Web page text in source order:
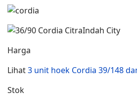
Harga
Lihat3 unit hoek Cordia 39/148
Stok